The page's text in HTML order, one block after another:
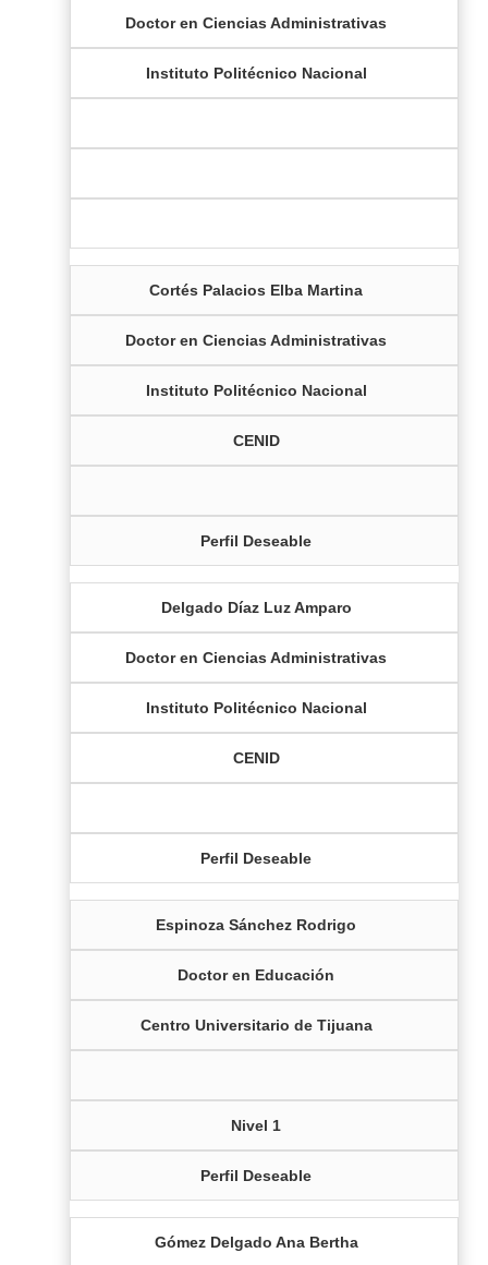
Doctor en Ciencias Administrativas
Instituto Politécnico Nacional
Cortés Palacios Elba Martina
Doctor en Ciencias Administrativas
Instituto Politécnico Nacional
CENID
Perfil Deseable
Delgado Díaz Luz Amparo
Doctor en Ciencias Administrativas
Instituto Politécnico Nacional
CENID
Perfil Deseable
Espinoza Sánchez Rodrigo
Doctor en Educación
Centro Universitario de Tijuana
Nivel 1
Perfil Deseable
Gómez Delgado Ana Bertha